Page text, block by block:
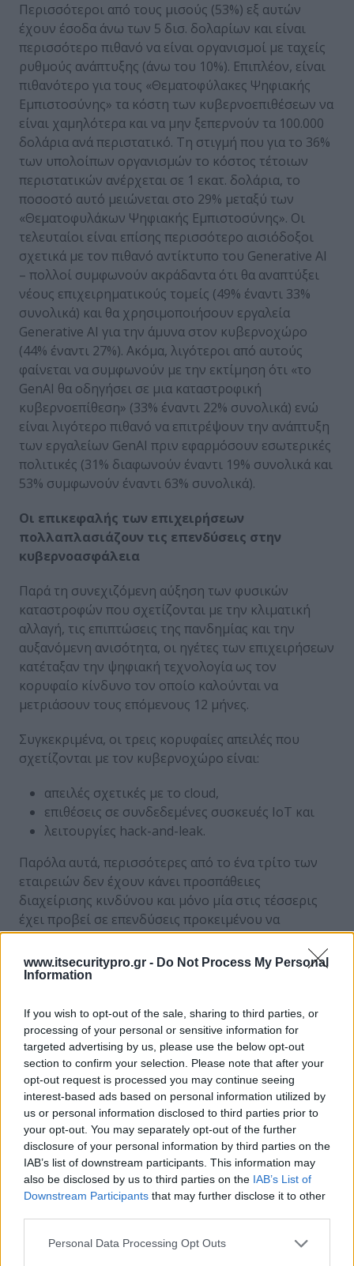
www.itsecuritypro.gr - Do Not Process My Personal
Information
If you wish to opt-out of the sale, sharing to third parties, or
processing of your personal or sensitive information for
targeted advertising by us, please use the below opt-out
section to confirm your selection. Please note that after your
opt-out request is processed you may continue seeing
interest-based ads based on personal information utilized by
us or personal information disclosed to third parties prior to
your opt-out. You may separately opt-out of the further
disclosure of your personal information by third parties on the
IAB’s list of downstream participants. This information may
also be disclosed by us to third parties on the IAB’s List of
Downstream Participants that may further disclose it to other
Personal Data Processing Opt Outs
Περισσότεροι από τους μισούς (53%) εξ αυτών
έχουν έσοδα άνω των 5 δισ. δολαρίων και είναι
περισσότερο πιθανό να είναι οργανισμοί με ταχείς
ρυθμούς ανάπτυξης (άνω του 10%). Επιπλέον, είναι
πιθανότερο για τους «Θεματοφύλακες Ψηφιακής
Εμπιστοσύνης» τα κόστη των κυβερνοεπιθέσεων να
είναι χαμηλότερα και να μην ξεπερνούν τα 100.000
δολάρια ανά περιστατικό. Τη στιγμή που για το 36%
των υπολοίπων οργανισμών το κόστος τέτοιων
περιστατικών ανέρχεται σε 1 εκατ. δολάρια, το
ποσοστό αυτό μειώνεται στο 29% μεταξύ των
«Θεματοφυλάκων Ψηφιακής Εμπιστοσύνης». Οι
τελευταίοι είναι επίσης περισσότερο αισιόδοξοι
σχετικά με τον πιθανό αντίκτυπο του Generative AI
– πολλοί συμφωνούν ακράδαντα ότι θα αναπτύξει
νέους επιχειρηματικούς τομείς (49% έναντι 33%
συνολικά) και θα χρησιμοποιήσουν εργαλεία
Generative AI για την άμυνα στον κυβερνοχώρο
(44% έναντι 27%). Ακόμα, λιγότεροι από αυτούς
φαίνεται να συμφωνούν με την εκτίμηση ότι «το
GenAI θα οδηγήσει σε μια καταστροφική
κυβερνοεπίθεση» (33% έναντι 22% συνολικά) ενώ
είναι λιγότερο πιθανό να επιτρέψουν την ανάπτυξη
των εργαλείων GenAI πριν εφαρμόσουν εσωτερικές
πολιτικές (31% διαφωνούν έναντι 19% συνολικά και
53% συμφωνούν έναντι 63% συνολικά).
Οι επικεφαλής των επιχειρήσεων
πολλαπλασιάζουν τις επενδύσεις στην
κυβερνοασφάλεια
Παρά τη συνεχιζόμενη αύξηση των φυσικών
καταστροφών που σχετίζονται με την κλιματική
αλλαγή, τις επιπτώσεις της πανδημίας και την
αυξανόμενη ανισότητα, οι ηγέτες των επιχειρήσεων
κατέταξαν την ψηφιακή τεχνολογία ως τον
κορυφαίο κίνδυνο τον οποίο καλούνται να
μετριάσουν τους επόμενους 12 μήνες.
Συγκεκριμένα, οι τρεις κορυφαίες απειλές που
σχετίζονται με τον κυβερνοχώρο είναι:
απειλές σχετικές με το cloud,
επιθέσεις σε συνδεδεμένες συσκευές ΙοΤ και
λειτουργίες hack-and-leak.
Παρόλα αυτά, περισσότερες από το ένα τρίτο των
εταιρειών δεν έχουν κάνει προσπάθειες
διαχείρισης κινδύνου και μόνο μία στις τέσσερις
έχει προβεί σε επενδύσεις προκειμένου να
βελτιώσει την ανθεκτικότητά της στον
κυβερνοχώρο.
βελτιώνονται συνεχώς σε όλους τους τομείς που
σχετίζονται με την εξασφάλιση ανθεκτικότητας
στον κυβερνοχώρο. Αντίστοιχα, περισσότερο από
το 40% των ηγετών δήλωσε ότι δεν κατανοεί τους
κινδύνους στον κυβερνοχώρο που ενέχουν οι
αναδυόμενες τεχνολογίες, όπως εργαλεία εικονικού
περιβάλλοντος, Generative AI, Enterprise
Blockchain, Quantum Computing και Virtual
Reality/Augmented Reality.
Παραλληλα, οι οργανισμοί καλούνται να
υιοθετήσουν μια εργαλειοθήκη Υπεύθυνης
Τεχνητής Νοημοσύνης που θα καθοδηγεί την
αξιόπιστη και ηθική χρήση της. Αν και συχνά